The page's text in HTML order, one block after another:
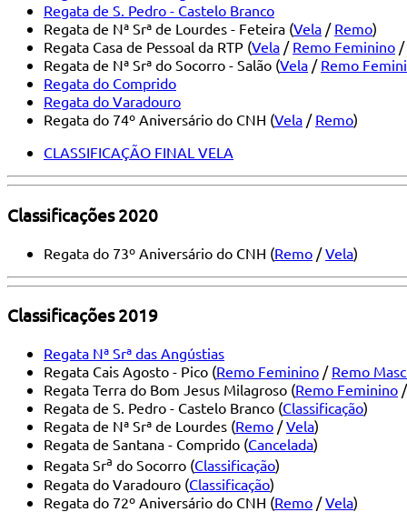
Regata de S. Pedro - Castelo Branco
Regata de Nª Srª de Lourdes - Feteira (Vela / Remo)
Regata Casa de Pessoal da RTP (Vela / Remo Feminino /
Regata de Nª Srª do Socorro - Salão (Vela / Remo
Regata do Comprido
Regata do Varadouro
Regata do 74º Aniversário do CNH (Vela / Remo)
CLASSIFICAÇÃO FINAL VELA
Classificações 2020
Regata do 73º Aniversário do CNH (Remo /Vela)
Classificações 2019
Regata Nª Srª das Angústias
Regata Cais Agosto - Pico (Remo Feminino / Remo
Regata Terra do Bom Jesus Milagroso (Remo Feminino
Regata de S. Pedro - Castelo Branco (Classificação)
Regata de Nª Srª de Lourdes (Remo /Vela)
Regata de Santana - Comprido (Cancelada)
Regata Sra do Socorro (Classificação)
Regata do Varadouro (Classificação)
Regata do 72º Aniversário do CNH (Remo /Vela)